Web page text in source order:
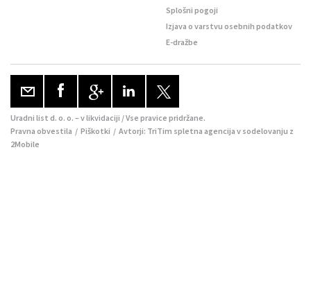
Splošni pogoji
Izjava o varstvu osebnih podatkov
E-dražbe
Uradni list d. o. o. – v likvidaciji / Vse pravice pridržane.
Pravna obvestila / Piškotki / Avtorji: TriTim spletna agencija v sodelovanju z
2Mobile